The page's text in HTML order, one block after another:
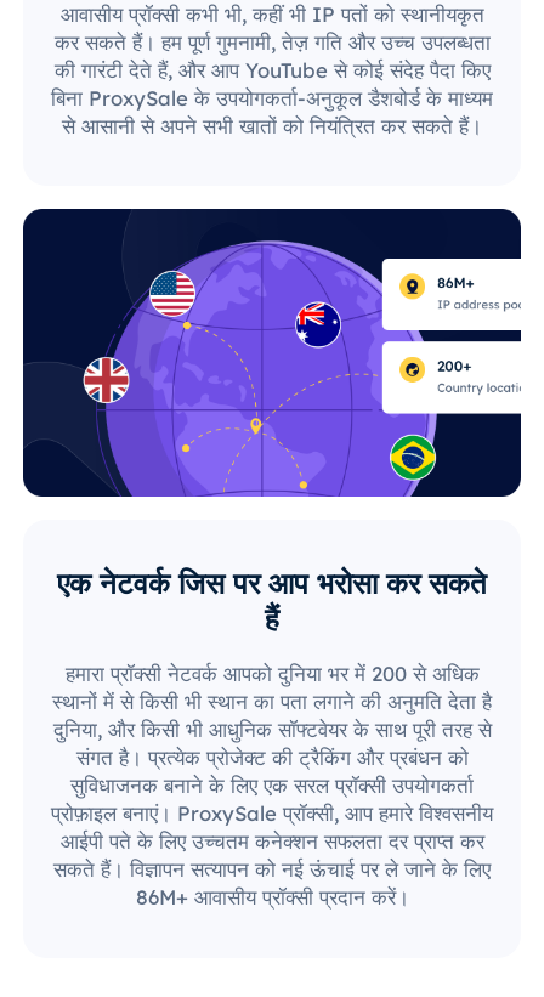
आवासीय प्रॉक्सी कभी भी, कहीं भी IP पतों को स्थानीयकृत
कर सकते हैं। हम पूर्ण गुमनामी, तेज़ गति और उच्च उपलब्धता
की गारंटी देते हैं, और आप YouTube से कोई संदेह पैदा किए
बिना ProxySale के उपयोगकर्ता-अनुकूल डैशबोर्ड के माध्यम
से आसानी से अपने सभी खातों को नियंत्रित कर सकते हैं।
एक नेटवर्क जिस पर आप भरोसा कर सकते
हैं
हमारा प्रॉक्सी नेटवर्क आपको दुनिया भर में 200 से अधिक
स्थानों में से किसी भी स्थान का पता लगाने की अनुमति देता है
दुनिया, और किसी भी आधुनिक सॉफ्टवेयर के साथ पूरी तरह से
संगत है। प्रत्येक प्रोजेक्ट की ट्रैकिंग और प्रबंधन को
सुविधाजनक बनाने के लिए एक सरल प्रॉक्सी उपयोगकर्ता
प्रोफ़ाइल बनाएं। ProxySale प्रॉक्सी, आप हमारे विश्वसनीय
आईपी पते के लिए उच्चतम कनेक्शन सफलता दर प्राप्त कर
सकते हैं। विज्ञापन सत्यापन को नई ऊंचाई पर ले जाने के लिए
86M+ आवासीय प्रॉक्सी प्रदान करें।